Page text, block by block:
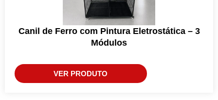
Canil de Ferro com Pintura Eletrostática – 3
Módulos
VER PRODUTO